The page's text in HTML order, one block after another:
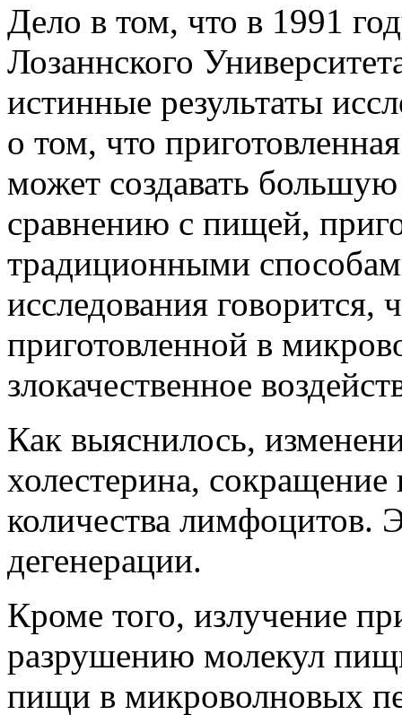
Дело в том, что в 1991
Лозаннского
истинные результаты
о том, что
может создавать
сравнению с пищей,
традиционными
исследования говорится,
приготовленной в
злокачественное
Как выяснилось,
холестерина,
количества лимфоцитов.
дегенерации.
Кроме того, излучение
разрушению молекул
пищи в микроволновых